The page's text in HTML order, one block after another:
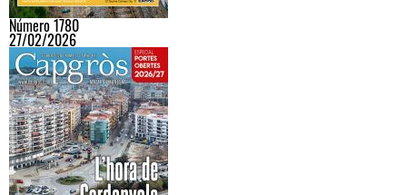
Número 1780
27/02/2026